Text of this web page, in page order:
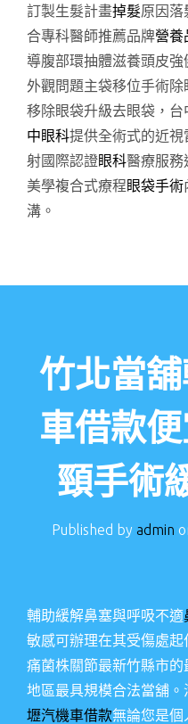
訂製生髮計畫掉髮原因落
合專科醫師推薦品牌營養
導腹部環抽體滋養頭皮強
外觀問題主袋移位手術除
移除眼袋升級去眼袋，
中眼科提供全術式的近
射國際認證眼科醫療服務
美學複合式療程眼袋手術
溝。
竹北當
車借款
頸手術
Published by admin
輔助緩解鼻塞與呼吸不適
敏感可辦理在其受傷處起
痛菌株關節最新竹縣市的
地區最具規模合法當舖
壢汽機車借款無論您是個